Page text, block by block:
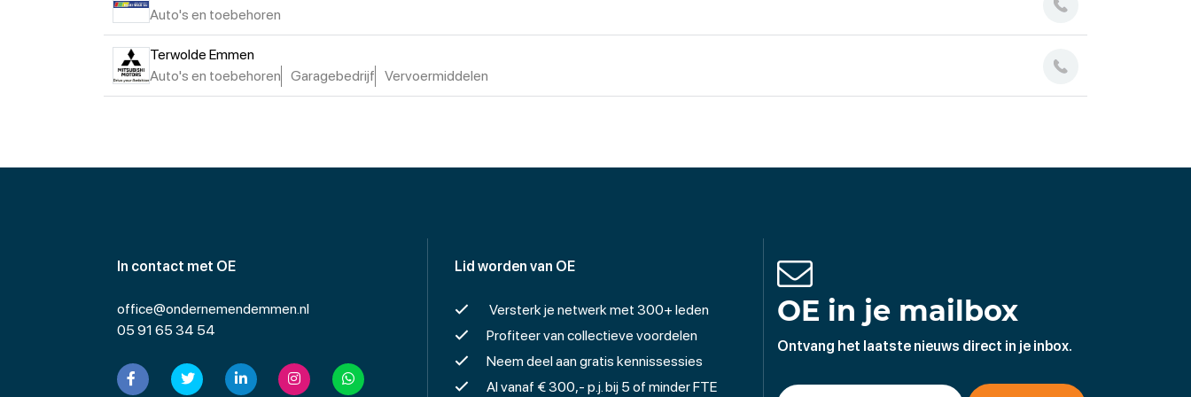
Auto's en toebehoren
Terwolde Emmen
Auto's en toebehoren
Garagebedrijf Vervoermiddelen
In contact met OE
office@ondernemendemmen.nl
05 91 65 34 54
Lid worden van OE
Versterk je netwerk met 300+ leden
Profiteer van collectieve voordelen
Neem deel aan gratis kennissessies
Al vanaf € 300,- p.j. bij 5 of minder FTE
OE in je mailbox
Ontvang het laatste nieuws direct in je inbox.